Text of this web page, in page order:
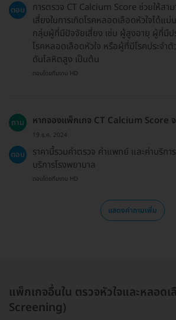
ตอบ
การตรวจ CT Calcium Score ช่วยให้สาม
เสี่ยงในการเกิดโรคหลอดเลือดหัวใจได้แม่
กลุ่มผู้ที่มีปัจจัยเสี่ยง เช่น ผู้สูงอายุ ผู้ที่มีป
โรคหลอดเลือดหัวใจ หรือผู้ที่มีโรคประจำตั
ดันโลหิตสูง เป็นต้น
ตอบโดยทีมงาน HD
ถาม หากจองแพ็กเกจ CT Calcium Score จ
19 ธ.ค. 2024
ตอบ
ราคานี้รวมค่าตรวจ ค่าแพทย์ และค่าบริกา
บริการโรงพยาบาล
ตอบโดยทีมงาน HD
แสดงคำถามเพิ่ม
แพ็กเกจอื่นใน ตรวจหัวใจและหลอด
Screening)